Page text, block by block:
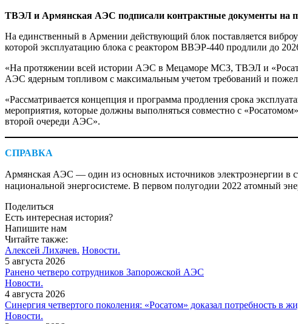
ТВЭЛ и Армянская АЭС подписали контрактные документы на
На единственный в Армении действующий блок поставляется
которой эксплуатацию блока с реактором ВВЭР-440 продлили до
«На протяжении всей истории АЭС в Мецаморе МСЗ, ТВЭЛ и
АЭС ядерным топливом с максимальным учетом требований и
«Рассматривается концепция и программа продления срока
мероприятия, которые должны выполняться совместно с
второй очереди АЭС».
СПРАВКА
Армянская АЭС — один из основных источников электроэнергии в
национальной энергосистеме. В первом полугодии 2022 атомный
Поделиться
Есть интересная история?
Напишите нам
Читайте также:
Алексей Лихачев. Новости.
5 августа 2026
Ранено четверо сотрудников Запорожской АЭС
Новости.
4 августа 2026
Синергия четвертого поколения: «Росатом» доказал потребность в
Новости.